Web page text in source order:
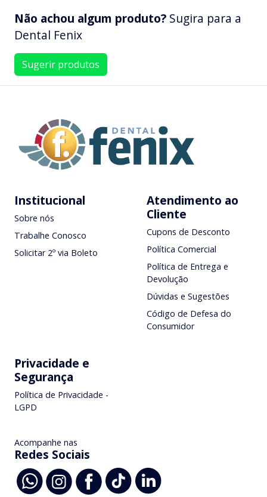
Não achou algum produto? Sugira para a
Dental Fenix
Sugerir produtos
Institucional
Sobre nós
Trabalhe Conosco
Solicitar 2º via Boleto
Atendimento ao
Cliente
Cupons de Desconto
Política Comercial
Política de Entrega e
Devolução
Dúvidas e Sugestões
Código de Defesa do
Consumidor
Privacidade e
Segurança
Política de Privacidade -
LGPD
Acompanhe nas
Redes Sociais